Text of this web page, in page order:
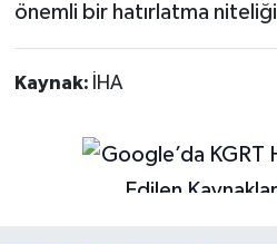
önemli bir hatırlatma
Kaynak: İHA